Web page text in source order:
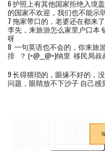
6 护照上有其他国家拒绝入境
的国家不欢迎，我们也不能示
7 拖家带口的，老婆还在都来
李先，来旅游怎么家里户口本
呀
8 一句英语也不会的，你来旅
排 ？ (=@__@=)纳里 移民局
9 长得猥琐的，眼缘不好的，
问题，眼睛放不下沙子 自己感